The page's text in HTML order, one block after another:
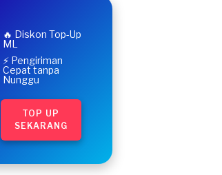
🔥 Diskon Top-Up
ML
⚡ Pengiriman
Cepat tanpa
Nunggu
TOP UP
SEKARANG